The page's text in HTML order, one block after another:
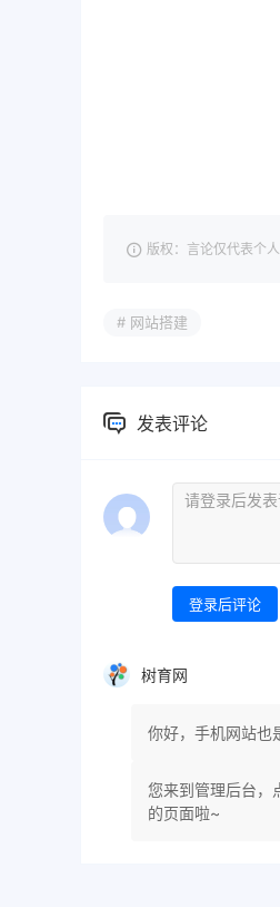
版权：言论仅代表个
# 网站搭建
发表评论
登录后评论
树育网
你好，手机网站也
您来到管理后台，
的页面啦~